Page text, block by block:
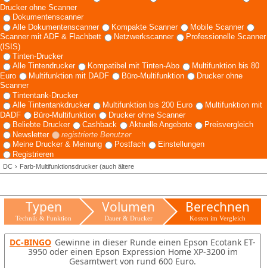
Drucker ohne Scanner
Dokumentenscanner
Alle Dokumentenscanner
Kompakte Scanner
Mobile Scanner
Scanner mit ADF & Flachbett
Netzwerkscanner
Professionelle Scanner
(ISIS)
Tinten-Drucker
Alle Tintendrucker
Kompatibel mit Tinten-Abo
Multifunktion bis 80
Euro
Multifunktion mit DADF Büro-Multifunktion
Drucker ohne
Scanner
Tintentank-Drucker
Alle Tintentankdrucker
Multifunktion bis 200 Euro
Multifunktion mit
DADF
Büro-Multifunktion
Drucker ohne Scanner
Beliebte Drucker
Cashback Aktuelle Angebote
Preisvergleich
Newsletter
registrierte Benutzer
Meine Drucker & Meinung
Postfach
Einstellungen
Registrieren
DC Farb-Multifunktionsdrucker (auch ältere
Typen
Technik & Funktion
Volumen
Dauer & Drucker
Berechnen
Kosten im Vergleich
DC-BINGO Gewinne in dieser Runde einen Epson Ecotank ET-
3950 oder einen Epson Expression Home XP-3200 im
Gesamtwert von rund 600 Euro.